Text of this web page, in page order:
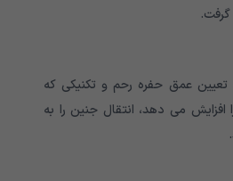
گرفت.
عمق حفره رحم و تکنیکی که
افزایش می دهد، انتقال جنین را به